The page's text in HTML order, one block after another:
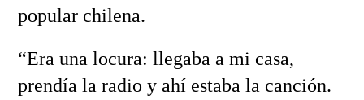
popular chilena.
“Era una locura: llegaba a mi casa,
prendía la radio y ahí estaba la canción.